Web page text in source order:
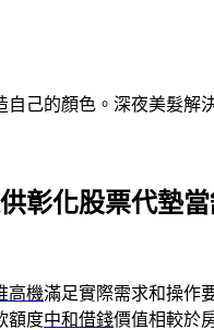
己的顏色。深夜美髮解
彰化股票代墊
高機滿足實際需求和操作
額度中和借錢價值相較於